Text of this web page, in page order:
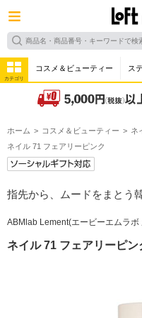
カテゴリ
コスメ＆ビューティー ス
ホーム コスメ＆ビューティー ネ
ネイル 71 フェアリーピンク
指先から、ムードをまとう
ABMlab Lement(エービーエムラボ
ネイル 71 フェアリーピン